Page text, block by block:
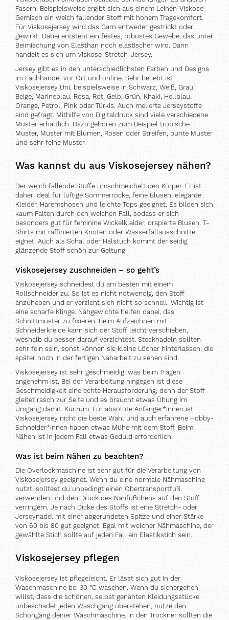
Fasern. Beispielsweise ergibt sich aus einem Leinen-Viskose-
Gemisch ein weich fallender Stoff mit hohem Tragekomfort.
Für Viskosejersey wird das Garn entweder gestrickt oder
gewirkt. Dabei entsteht ein festes, robustes Gewebe, das unter
Beimischung von Elasthan noch elastischer wird. Dann
handelt es sich um Viskose-Stretch-Jersey.
Jersey gibt es in den unterschiedlichsten Farben und Designs
im Fachhandel vor Ort und online. Sehr beliebt ist
Viskosejersey Uni, beispielsweise in Schwarz, Weiß, Grau,
Beige, Marineblau, Rosa, Rot, Gelb, Grün, Khaki, Hellblau,
Orange, Petrol, Pink oder Türkis. Auch melierte Jerseystoffe
sind gefragt. Mithilfe von Digitaldruck sind viele verschiedene
Muster erhältlich. Dazu gehören zum Beispiel tropische
Muster, Muster mit Blumen, Rosen oder Streifen, bunte Muster
und sehr feine Muster.
Was kannst du aus Viskosejersey nähen?
Der weich fallende Stoffe umschmeichelt den Körper. Er ist
daher ideal für luftige Sommerröcke, feine Blusen, elegante
Kleider, Haremshosen und leichte Tops geeignet. Es bilden sich
kaum Falten durch den weichen Fall, sodass er sich
besonders gut für feminine Wickelkleider, drapierte Blusen, T-
Shirts mit raffinierten Knoten oder Wasserfallausschnitte
eignet. Auch als Schal oder Halstuch kommt der seidig
glänzende Stoff schön zur Geltung.
Viskosejersey zuschneiden – so geht’s
Viskosejersey schneidest du am besten mit einem
Rollschneider zu. So ist es nicht notwendig, den Stoff
anzuheben und er verzieht sich nicht so schnell. Wichtig ist
eine scharfe Klinge. Nähgewichte helfen dabei, das
Schnittmuster zu fixieren. Beim Aufzeichnen mit
Schneiderkreide kann sich der Stoff leicht verschieben,
weshalb du besser darauf verzichtest. Stecknadeln sollten
sehr fein sein, sonst können sie kleine Löcher hinterlassen, die
später noch in der fertigen Näharbeit zu sehen sind.
Viskosejersey ist sehr geschmeidig, was beim Tragen
angenehm ist. Bei der Verarbeitung hingegen ist diese
Geschmeidigkeit eine echte Herausforderung, denn der Stoff
gleitet rasch zur Seite und es braucht etwas Übung im
Umgang damit. Kurzum: Für absolute Anfänger*innen ist
Viskosejersey nicht die beste Wahl und auch erfahrene Hobby-
Schneider*innen haben etwas Mühe mit dem Stoff. Beim
Nähen ist in jedem Fall etwas Geduld erforderlich.
Was ist beim Nähen zu beachten?
Die Overlockmaschine ist sehr gut für die Verarbeitung von
Viskosejersey geeignet. Wenn du eine normale Nähmaschine
nutzt, solltest du unbedingt einen Obertransportfuß
verwenden und den Druck des Nähfüßchens auf den Stoff
verringern. Je nach Dicke des Stoffs ist eine Stretch- oder
Jerseynadel mit einer abgerundeten Spitze und einer Stärke
von 60 bis 80 gut geeignet. Egal mit welcher Nähmaschine, der
gewählte Stich sollte auf jeden Fall ein Elastikstich sein.
Viskosejersey pflegen
Viskosejersey ist pflegeleicht. Er lässt sich gut in der
Waschmaschine bei 30 °C waschen. Wenn du sichergehen
willst, dass die schönen, selbst genähten Kleidungsstücke
unbeschadet jeden Waschgang überstehen, nutze den
Schongang deiner Waschmaschine. In den Trockner sollten die